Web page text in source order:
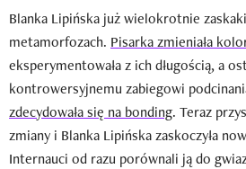
Blanka Lipińska już wielokrotnie
metamorfozach. Pisarka zmieniała
eksperymentowała z ich długością, a
kontrowersyjnemu zabiegowi
zdecydowała się na bonding. Teraz
zmiany i Blanka Lipińska zaskoczyła
Internauci od razu porównali ją do